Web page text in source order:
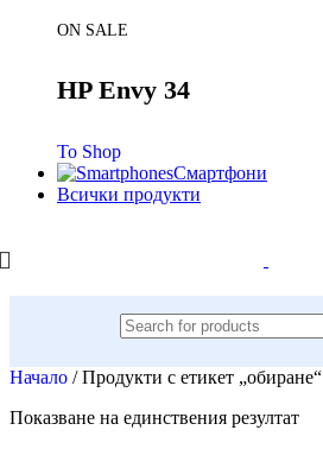
ON SALE
HP Envy 34
To Shop
Смартфони
Всички продукти
Начало / Продукти с етикет „обиране“
Показване на единствения резултат